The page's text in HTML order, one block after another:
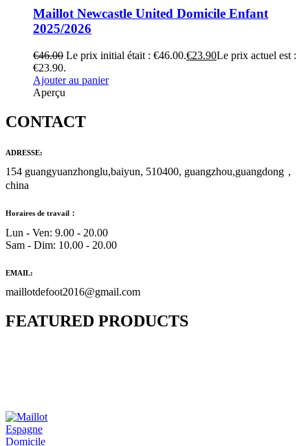
Maillot Newcastle United Domicile Enfant
2025/2026
€46.00 Le prix initial était : €46.00.€23.90Le prix actuel est :
€23.90.
Ajouter au panier
Aperçu
CONTACT
ADRESSE:
154 guangyuanzhonglu,baiyun, 510400, guangzhou,guangdong，
china
Horaires de travail：
Lun - Ven: 9.00 - 20.00
Sam - Dim: 10.00 - 20.00
EMAIL:
maillotdefoot2016@gmail.com
FEATURED PRODUCTS